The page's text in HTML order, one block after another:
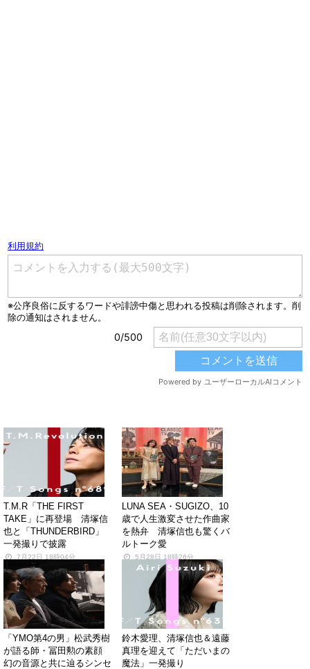
T.M.R「THE FIRST
TAKE」に再登場 清塚信
也と「THUNDERBIRD」
一発撮りで披露
7月22日 18時04分
LUNA SEA・SUGIZO、10
歳で人生激変させた作曲家
を熱弁 清塚信也も驚くバ
ルトーク愛
5月28日 18時26分
「YMO第4の男」松武秀樹
が語る師・冨田勲の素顔
幻の音源と共に辿るシンセ
鈴木愛理、清塚信也＆遠藤
真理を迎えて「ただいまの
魔法」一発撮り